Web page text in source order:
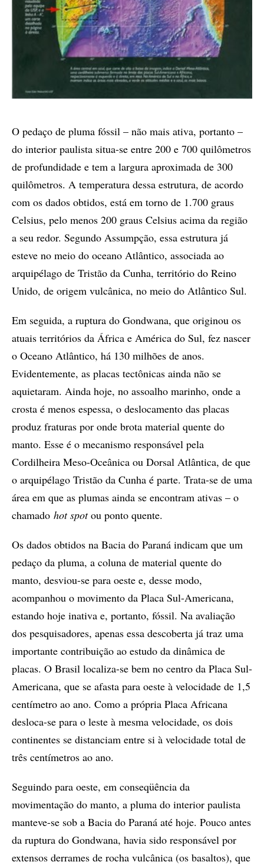
O pedaço de pluma fóssil – não mais ativa, portanto –
do interior paulista situa-se entre 200 e 700 quilômetros
de profundidade e tem a largura aproximada de 300
quilômetros. A temperatura dessa estrutura, de acordo
com os dados obtidos, está em torno de 1.700 graus
Celsius, pelo menos 200 graus Celsius acima da região
a seu redor. Segundo Assumpção, essa estrutura já
esteve no meio do oceano Atlântico, associada ao
arquipélago de Tristão da Cunha, território do Reino
Unido, de origem vulcânica, no meio do Atlântico Sul.
Em seguida, a ruptura do Gondwana, que originou os
atuais territórios da África e América do Sul, fez nascer
o Oceano Atlântico, há 130 milhões de anos.
Evidentemente, as placas tectônicas ainda não se
aquietaram. Ainda hoje, no assoalho marinho, onde a
crosta é menos espessa, o deslocamento das placas
produz fraturas por onde brota material quente do
manto. Esse é o mecanismo responsável pela
Cordilheira Meso-Oceânica ou Dorsal Atlântica, de que
o arquipélago Tristão da Cunha é parte. Trata-se de uma
área em que as plumas ainda se encontram ativas – o
chamado hot spotou ponto quente.
Os dados obtidos na Bacia do Paraná indicam que um
pedaço da pluma, a coluna de material quente do
manto, desviou-se para oeste e, desse modo,
acompanhou o movimento da Placa Sul-Americana,
estando hoje inativa e, portanto, fóssil. Na avaliação
dos pesquisadores, apenas essa descoberta já traz uma
importante contribuição ao estudo da dinâmica de
placas. O Brasil localiza-se bem no centro da Placa Sul-
Americana, que se afasta para oeste à velocidade de 1,5
centímetro ao ano. Como a própria Placa Africana
desloca-se para o leste à mesma velocidade, os dois
continentes se distanciam entre si à velocidade total de
três centímetros ao ano.
Seguindo para oeste, em conseqüência da
movimentação do manto, a pluma do interior paulista
manteve-se sob a Bacia do Paraná até hoje. Pouco antes
da ruptura do Gondwana, havia sido responsável por
extensos derrames de rocha vulcânica (os basaltos), que